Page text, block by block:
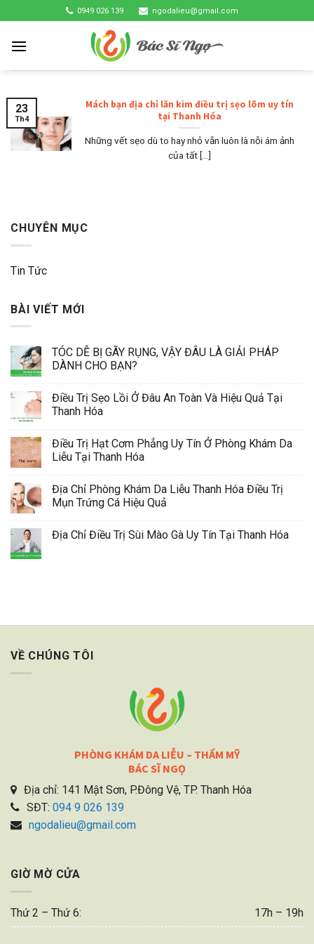
to
content
0949 026 139 ngodalieu@gmail.com
Mách bạn địa chỉ lăn kim điều trị sẹo lõm uy tín
tại Thanh Hóa
Những vết sẹo dù to hay nhỏ vẫn luôn là nỗi ám ảnh
của tất [...]
23
Th4
CHUYÊN MỤC
Tin Tức
BÀI VIẾT MỚI
TÓC DỄ BỊ GÃY RỤNG, VẬY ĐÂU LÀ GIẢI PHÁP
DÀNH CHO BẠN?
Điều Trị Sẹo Lồi Ở Đâu An Toàn Và Hiệu Quả Tại
Thanh Hóa
Điều Trị Hạt Cơm Phẳng Uy Tín Ở Phòng Khám Da
Liễu Tại Thanh Hóa
Địa Chỉ Phòng Khám Da Liễu Thanh Hóa Điều Trị
Mụn Trứng Cá Hiệu Quả
Địa Chỉ Điều Trị Sùi Mào Gà Uy Tín Tại Thanh Hóa
VỀ CHÚNG TÔI
PHÒNG KHÁM DA LIỄU – THẨM MỸ
BÁC SĨ NGỌ
Địa chỉ: 141 Mật Sơn, P.Đông Vệ, TP. Thanh Hóa
SĐT: 094 9 026 139
ngodalieu@gmail.com
GIỜ MỜ CỬA
Thứ 2 – Thứ 6: 17h – 19h